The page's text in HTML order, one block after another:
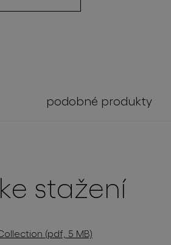
podobné produkty
stažení
(pdf, 5 MB)